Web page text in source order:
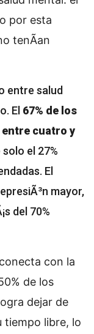
por esta
tenÃ­an
entre salud
El 67% de los
cuatro y
el 27%
El
mayor,
del 70%
con la
de los
dejar de
tiempo libre, lo